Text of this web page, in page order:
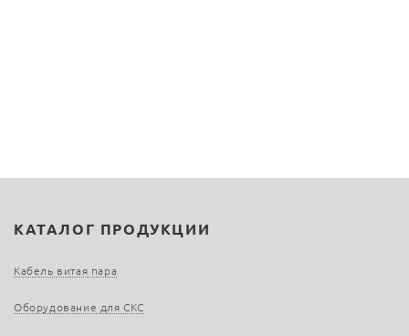
КАТАЛОГ ПРОДУКЦИИ
Кабель витая пара
Оборудование для СКС